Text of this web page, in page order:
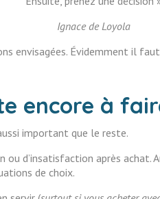
Ignace de Loyola
envisagées. Évidemment il
encore à
important que le reste.
d’insatisfaction après
de choix.